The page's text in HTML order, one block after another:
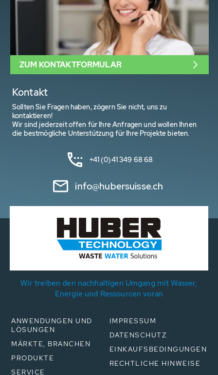
Kontakt
Sollten Sie Fragen haben, zögern Sie nicht, uns zu
kontaktieren!
Wir sind jederzeit offen für Ihre Anfragen und wollen Ihnen
die bestmögliche Unterstützung für Ihre Projekte bieten.
+41 (0)41 349 68 68
info@hubersuisse.ch
ZUM KONTAKTFORMULAR
Wir treiben den nachhaltigen Umgang mit Wasser,
Energie und Ressourcen voran
ANWENDUNGEN UND
LÖSUNGEN
MÄRKTE, BRANCHEN
PRODUKTE
SERVICE
IMPRESSUM
DATENSCHUTZ
EINKAUFSBEDINGUNGEN
RECHTLICHE HINWEISE